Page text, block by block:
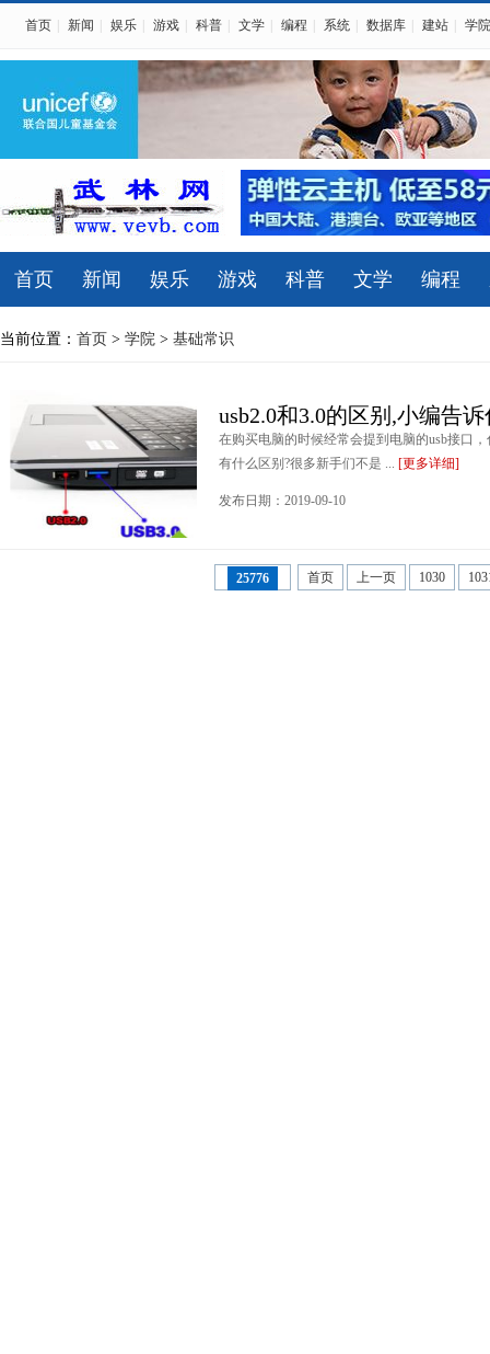
首页 新闻 娱乐 游戏 科普 文学 编程 系统 数据库 建站 学院
首页 新闻 娱乐 游戏 科普 文学 编程
当前位置： 首页 > 学院 > 基础常识
usb2.0和3.0的区别,小编告
在购买电脑的时候经常会提到电脑的usb接口
有什么区别?很多新手们不是 ... [更多详细]
发布日期：2019-09-10
25776 首页 上一页 1030